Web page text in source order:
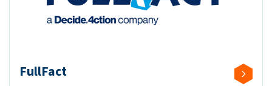
FullFact